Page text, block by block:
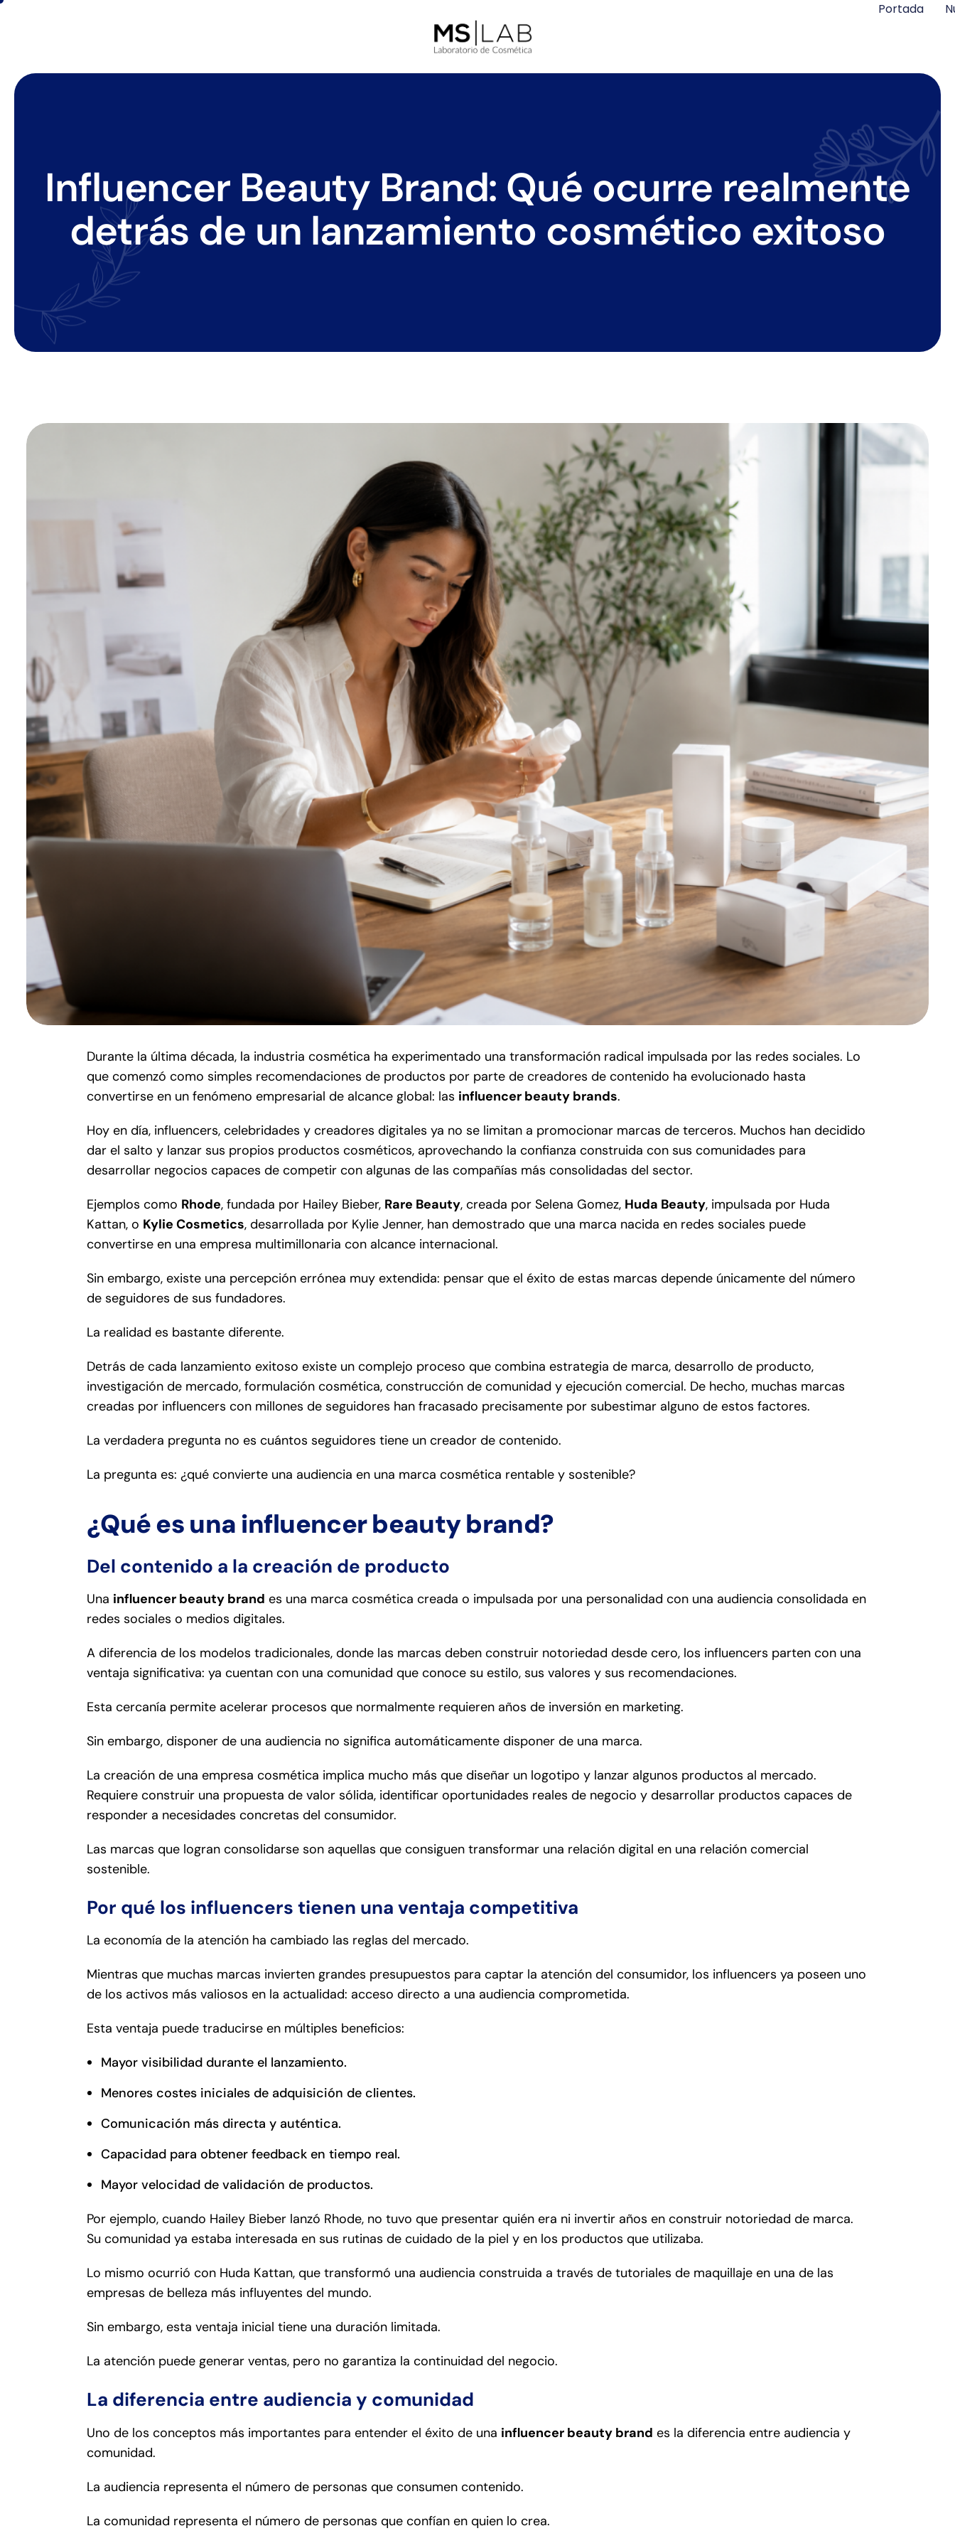
Portada
Influencer Beauty Brand: Qué ocurre realmente
detrás de un lanzamiento cosmético exitoso
Durante la última década, la industria cosmética ha experimentado una transformación radical impulsada por las redes sociales. Lo
que comenzó como simples recomendaciones de productos por parte de creadores de contenido ha evolucionado hasta
convertirse en un fenómeno empresarial de alcance global: las influencer beauty brands.
Hoy en día, influencers, celebridades y creadores digitales ya no se limitan a promocionar marcas de terceros. Muchos han decidido
dar el salto y lanzar sus propios productos cosméticos, aprovechando la confianza construida con sus comunidades para
desarrollar negocios capaces de competir con algunas de las compañías más consolidadas del sector.
Ejemplos como Rhode, fundada por Hailey Bieber, Rare Beauty, creada por Selena Gomez, Huda Beauty, impulsada por Huda
Kattan, o Kylie Cosmetics, desarrollada por Kylie Jenner, han demostrado que una marca nacida en redes sociales puede
convertirse en una empresa multimillonaria con alcance internacional.
Sin embargo, existe una percepción errónea muy extendida: pensar que el éxito de estas marcas depende únicamente del número
de seguidores de sus fundadores.
La realidad es bastante diferente.
Detrás de cada lanzamiento exitoso existe un complejo proceso que combina estrategia de marca, desarrollo de producto,
investigación de mercado, formulación cosmética, construcción de comunidad y ejecución comercial. De hecho, muchas marcas
creadas por influencers con millones de seguidores han fracasado precisamente por subestimar alguno de estos factores.
La verdadera pregunta no es cuántos seguidores tiene un creador de contenido.
La pregunta es: ¿qué convierte una audiencia en una marca cosmética rentable y sostenible?
¿Qué es una influencer beauty brand?
Del contenido a la creación de producto
Una influencer beauty brand es una marca cosmética creada o impulsada por una personalidad con una audiencia consolidada en
redes sociales o medios digitales.
A diferencia de los modelos tradicionales, donde las marcas deben construir notoriedad desde cero, los influencers parten con una
ventaja significativa: ya cuentan con una comunidad que conoce su estilo, sus valores y sus recomendaciones.
Esta cercanía permite acelerar procesos que normalmente requieren años de inversión en marketing.
Sin embargo, disponer de una audiencia no significa automáticamente disponer de una marca.
La creación de una empresa cosmética implica mucho más que diseñar un logotipo y lanzar algunos productos al mercado.
Requiere construir una propuesta de valor sólida, identificar oportunidades reales de negocio y desarrollar productos capaces de
responder a necesidades concretas del consumidor.
Las marcas que logran consolidarse son aquellas que consiguen transformar una relación digital en una relación comercial
sostenible.
Por qué los influencers tienen una ventaja competitiva
La economía de la atención ha cambiado las reglas del mercado.
Mientras que muchas marcas invierten grandes presupuestos para captar la atención del consumidor, los influencers ya poseen uno
de los activos más valiosos en la actualidad: acceso directo a una audiencia comprometida.
Esta ventaja puede traducirse en múltiples beneficios:
Mayor visibilidad durante el lanzamiento.
Menores costes iniciales de adquisición de clientes.
Comunicación más directa y auténtica.
Capacidad para obtener feedback en tiempo real.
Mayor velocidad de validación de productos.
Por ejemplo, cuando Hailey Bieber lanzó Rhode, no tuvo que presentar quién era ni invertir años en construir notoriedad de marca.
Su comunidad ya estaba interesada en sus rutinas de cuidado de la piel y en los productos que utilizaba.
Lo mismo ocurrió con Huda Kattan, que transformó una audiencia construida a través de tutoriales de maquillaje en una de las
empresas de belleza más influyentes del mundo.
Sin embargo, esta ventaja inicial tiene una duración limitada.
La atención puede generar ventas, pero no garantiza la continuidad del negocio.
La diferencia entre audiencia y comunidad
Uno de los conceptos más importantes para entender el éxito de una influencer beauty brand es la diferencia entre audiencia y
comunidad.
La audiencia representa el número de personas que consumen contenido.
La comunidad representa el número de personas que confían en quien lo crea.